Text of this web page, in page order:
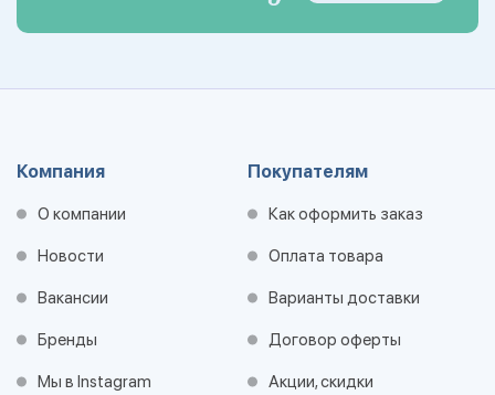
Компания
О компании
Новости
Вакансии
Бренды
Мы в Instagram
Покупателям
Как оформить заказ
Оплата товара
Варианты доставки
Договор оферты
Акции, скидки